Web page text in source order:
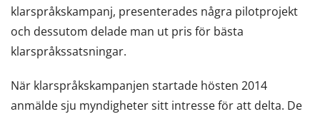
klarspråkskampanj, presenterades några pilotprojekt
och dessutom delade man ut pris för bästa
klarspråkssatsningar.
När klarspråkskampanjen startade hösten 2014
anmälde sju myndigheter sitt intresse för att delta. De